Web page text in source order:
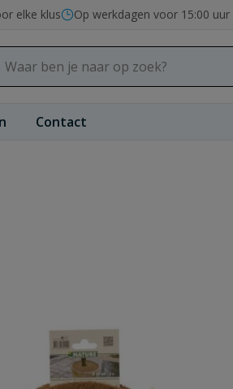
elke klus Op werkdagen voor 15:00
Contact